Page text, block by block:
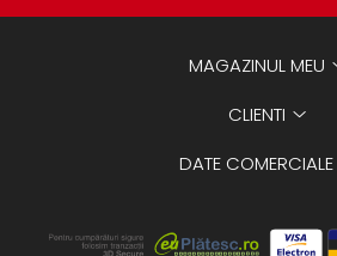
MAGAZINUL MEU
CLIENTI
DATE COMERCIALE